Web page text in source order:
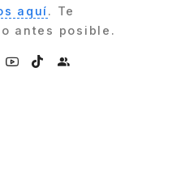
aquí. Te
antes posible.